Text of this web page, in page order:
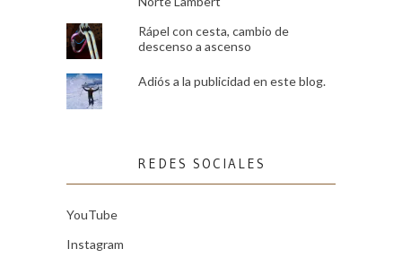
Rápel con cesta, cambio de
descenso a ascenso
Adiós a la publicidad en este blog.
REDES SOCIALES
YouTube
Instagram